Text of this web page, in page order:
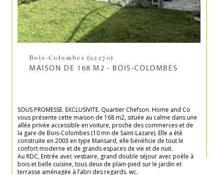
Bois-Colombes (92270)
MAISON DE 168 M2 - BOIS-COLOMBES
SOUS PROMESSE. EXCLUSIVITE. Quartier Chefson. Home and Co
vous présente cette maison de 168 m2, située au calme dans une
allée privée accessible en voiture, proche des commerces et de
la gare de Bois-Colombes (10 mn de Saint-Lazare). Elle a été
construite en 2003 en type Mansard, elle bénéficie de tout le
confort moderne et de grands espaces de vie et de nuit.
Au RDC, Entrée avec vestiaire, grand double séjour avec poêle à
bois et belle cuisine, tous deux de plain-pied sur le jardin et
terrasse aménagée à l’abri des regards. wc.